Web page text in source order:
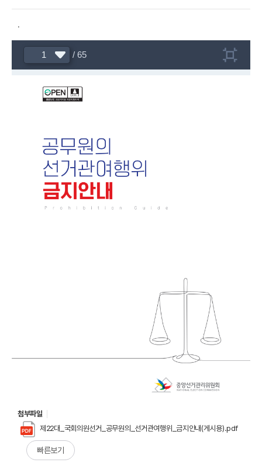
.
첨부파일
제22대_국회의원선거_공무원의_선거관여행위_금지안내(게시용).pdf
빠른보기